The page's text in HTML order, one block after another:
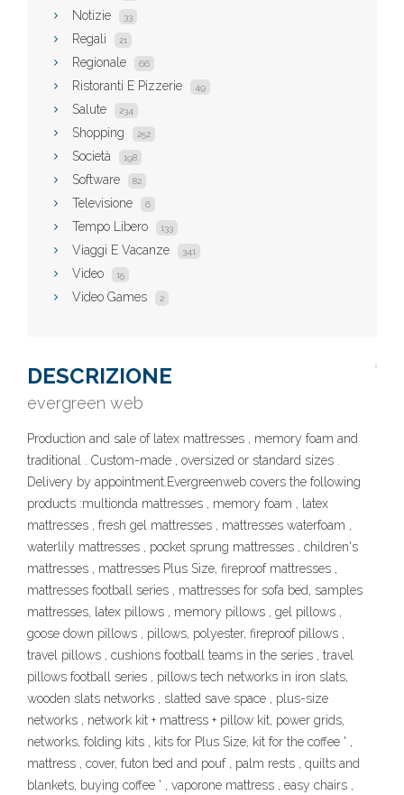
Notizie 33
Regali 21
Regionale 66
Ristoranti E Pizzerie 49
Salute 234
Shopping 252
Società 198
Software 82
Televisione 6
Tempo Libero 133
Viaggi E Vacanze 341
Video 15
Video Games 2
DESCRIZIONE
evergreen web
Production and sale of latex mattresses , memory foam and
traditional . Custom-made , oversized or standard sizes .
Delivery by appointment.Evergreenweb covers the following
products :multionda mattresses , memory foam , latex
mattresses , fresh gel mattresses , mattresses waterfoam ,
waterlily mattresses , pocket sprung mattresses , children's
mattresses , mattresses Plus Size, fireproof mattresses ,
mattresses football series , mattresses for sofa bed, samples
mattresses, latex pillows , memory pillows , gel pillows ,
goose down pillows , pillows, polyester, fireproof pillows ,
travel pillows , cushions football teams in the series , travel
pillows football series , pillows tech networks in iron slats,
wooden slats networks , slatted save space , plus-size
networks , network kit + mattress + pillow kit, power grids,
networks, folding kits , kits for Plus Size, kit for the coffee ' ,
mattress , cover, futon bed and pouf , palm rests , quilts and
blankets, buying coffee ' , vaporone mattress , easy chairs ,